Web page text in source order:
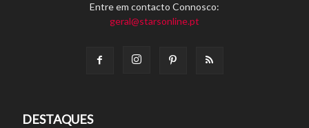
Entre em contacto Connosco:
geral@starsonline.pt
DESTAQUES